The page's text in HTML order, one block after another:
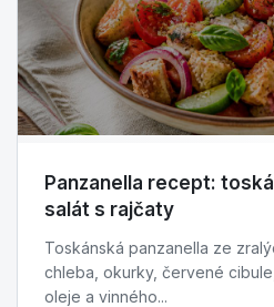
Panzanella recept:
salát s rajčaty
Toskánská panzanella ze
chleba, okurky, červené
oleje a vinného...